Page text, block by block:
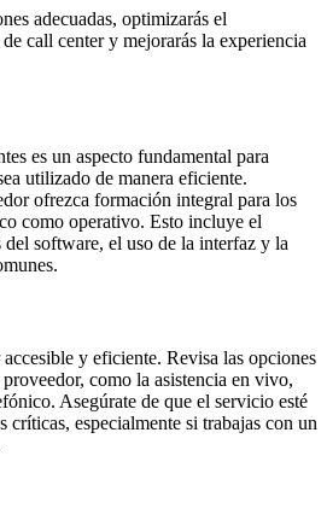
adecuadas, optimizarás el
call center y mejorarás la experiencia
es un aspecto fundamental para
utilizado de manera eficiente.
ofrezca formación integral para los
como operativo. Esto incluye el
del software, el uso de la interfaz y la
y eficiente. Revisa las opciones
como la asistencia en vivo,
Asegúrate de que el servicio esté
críticas, especialmente si trabajas con un